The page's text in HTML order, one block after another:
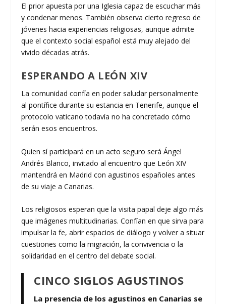
El prior apuesta por una Iglesia capaz de escuchar más
y condenar menos. También observa cierto regreso de
jóvenes hacia experiencias religiosas, aunque admite
que el contexto social español está muy alejado del
vivido décadas atrás.
ESPERANDO A LEÓN XIV
La comunidad confía en poder saludar personalmente
al pontífice durante su estancia en Tenerife, aunque el
protocolo vaticano todavía no ha concretado cómo
serán esos encuentros.
Quien sí participará en un acto seguro será Ángel
Andrés Blanco, invitado al encuentro que León XIV
mantendrá en Madrid con agustinos españoles antes
de su viaje a Canarias.
Los religiosos esperan que la visita papal deje algo más
que imágenes multitudinarias. Confían en que sirva para
impulsar la fe, abrir espacios de diálogo y volver a situar
cuestiones como la migración, la convivencia o la
solidaridad en el centro del debate social.
CINCO SIGLOS AGUSTINOS
La presencia de los agustinos en Canarias se